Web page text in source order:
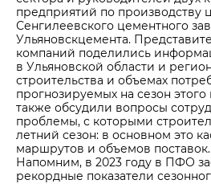
предприятий по производству
Сенгилеевского цементного
Ульяновскцемента.
компаний поделились
в Ульяновской области и
строительства и объемах
прогнозируемых на сезон этого
также обсудили вопросы
проблемы, с которыми
летний сезон: в основном это
маршрутов и объемов поставок.
Напомним, в 2023 году в ПФО
рекордные показатели